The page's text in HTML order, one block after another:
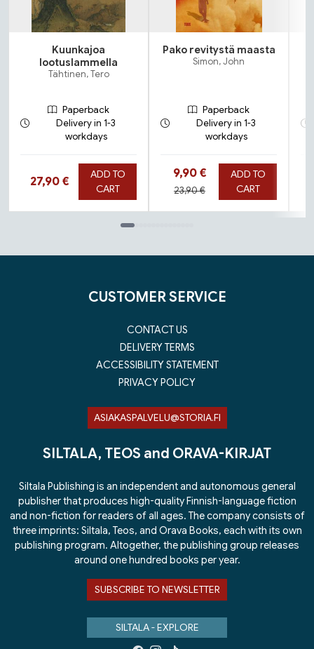
Kuunkajoa
lootuslammella
Tähtinen, Tero
Paperback
Delivery in 1-3
workdays
Hinta nyt
27,90 €
ADD TO
CART
Pako revitystä maasta
Simon, John
Paperback
Delivery in 1-3
workdays
Hinta nyt
9,90 €
Hinta aiemmin
23,90 €
ADD TO
CART
CUSTOMER SERVICE
CONTACT US
DELIVERY TERMS
ACCESSIBILITY STATEMENT
PRIVACY POLICY
ASIAKASPALVELU@STORIA.FI
SILTALA, TEOS and ORAVA-KIRJAT
Siltala Publishing is an independent and autonomous general
publisher that produces high-quality Finnish-language fiction
and non-fiction for readers of all ages. The company consists of
three imprints: Siltala, Teos, and Orava Books, each with its own
publishing program. Altogether, the publishing group releases
around one hundred books per year.
SUBSCRIBE TO NEWSLETTER
SILTALA - EXPLORE